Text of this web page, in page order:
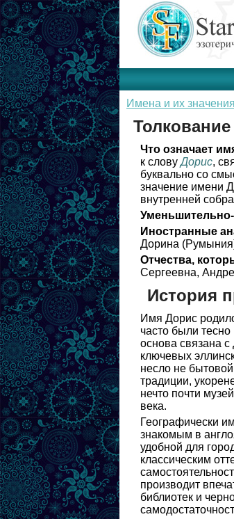
Имена и их значения
Что означает
к словуДорис,
буквально со
значение имени
внутренней
Иностранные
Дорина
Отчества,
Сергеевна,
История
Имя Дорис
часто были
основа связана
ключевых
несло не
традиции,
нечто почти
века.
Географически
знакомым в
удобной для
классическим
производит
библиотек и